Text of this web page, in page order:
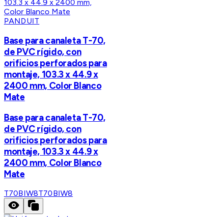
PANDUIT
Base para canaleta T-70,
de PVC rígido, con
orificios perforados para
montaje, 103.3 x 44.9 x
2400 mm, Color Blanco
Mate
Base para canaleta T-70,
de PVC rígido, con
orificios perforados para
montaje, 103.3 x 44.9 x
2400 mm, Color Blanco
Mate
T70BIW8T70BIW8